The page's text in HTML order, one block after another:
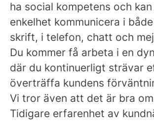
ha social kompetens och kan
enkelhet kommunicera i
skrift, i telefon, chatt och
Du kommer få arbeta i en
där du kontinuerligt strävar
överträffa kundens
Vi tror även att det är bra
Tidigare erfarenhet av